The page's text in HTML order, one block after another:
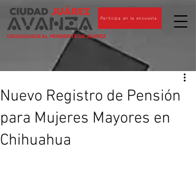
CIUDADANOS AL PENDIENTE DE JUÁREZ
Participa en la encuesta
Nuevo Registro de Pensión
para Mujeres Mayores en
Chihuahua